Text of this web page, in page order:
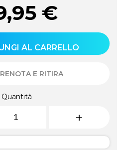
€
AL CARRELLO
E RITIRA
Quantità
+